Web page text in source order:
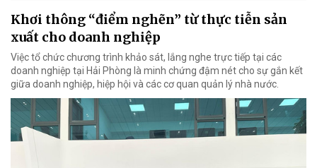
Khơi thông “điểm nghẽn” từ thực tiễn sản
xuất cho doanh nghiệp
Việc tổ chức chương trình khảo sát, lắng nghe trực tiếp tại các
doanh nghiệp tại Hải Phòng là minh chứng đậm nét cho sự gắn kết
giữa doanh nghiệp, hiệp hội và các cơ quan quản lý nhà nước.